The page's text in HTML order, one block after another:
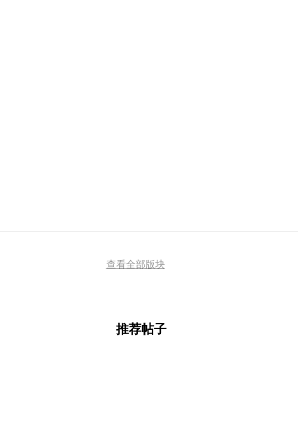
查看全部版块
推荐帖子